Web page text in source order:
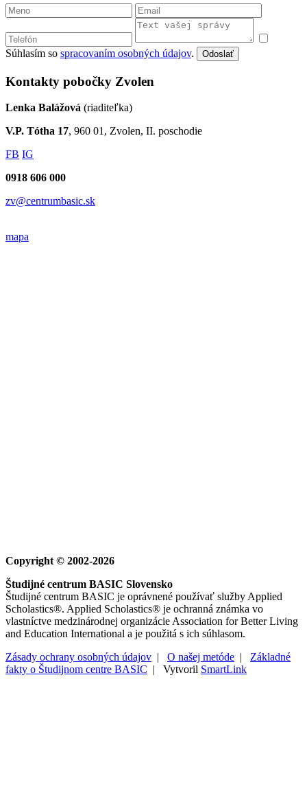
Súhlasím so spracovaním osobných údajov. Odoslať
Kontakty pobočky Zvolen
Lenka Balážová (riaditeľka)
V.P. Tótha 17, 960 01, Zvolen, II. poschodie
FB IG
0918 606 000
zv@centrumbasic.sk
mapa
Copyright © 2002-2026
Študijné centrum BASIC Slovensko
Študijné centrum BASIC je oprávnené používať služby Applied
Scholastics®. Applied Scholastics® je ochranná známka vo
vlastníctve medzinárodnej organizácie Association for Better Living
and Education International a je použitá s ich súhlasom.
Zásady ochrany osobných údajov | O našej metóde | Základné
fakty o Študijnom centre BASIC | Vytvoril SmartLink